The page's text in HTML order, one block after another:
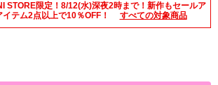
STORE限定！8/12(水)深夜2時まで！新作もセールア
テム2点以上で10％OFF！
すべての対象商品